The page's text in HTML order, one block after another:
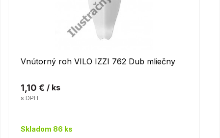
Vnútorný roh VILO IZZI 762 Dub mliečny
1,10 € / ks
s DPH
Skladom 86 ks